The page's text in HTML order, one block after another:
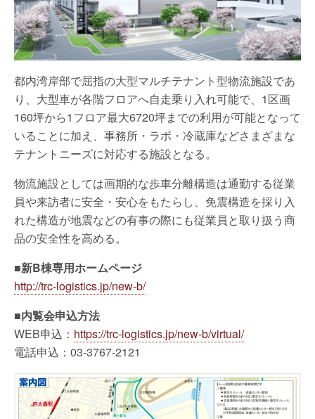
都内湾岸部で屈指の大型マルチテナント型物流施設であ
り、大型車が各階フロアへ自走乗り入れ可能で、1区画
160坪から1フロア最大6720坪までの利用が可能となって
いることに加え、事務所・ラボ・冷蔵庫などさまざまな
テナントニーズに対応する施設となる。
物流施設としては画期的な歩車分離構造は通勤する従業
員や来訪者に安全・安心をもたらし、免震構造を採り入
れた構造が地震などの有事の際にも従業員と取り扱う商
品の安全性を高める。
■新B棟専用ホームページ
http://trc-logistics.jp/new-b/
■内覧会申込方法
WEB申込： https://trc-logistics.jp/new-b/virtual/
電話申込：03-3767-2121